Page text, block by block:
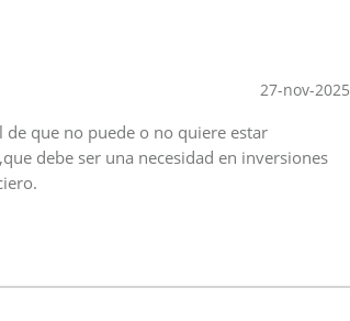
27-nov-2025
de que no puede o no quiere estar
debe ser una necesidad en inversiones